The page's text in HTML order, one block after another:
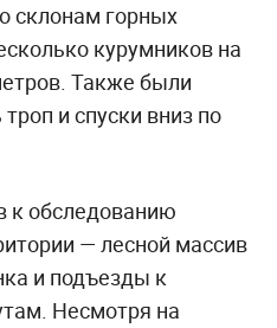
склонам горных
курумников на
Также были
и спуски вниз по
к обследованию
— лесной массив
и подъезды к
Несмотря на